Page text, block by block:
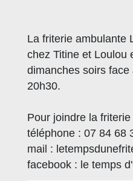
La friterie ambulante
chez Titine et Loulou
dimanches soirs
20h30.
Pour joindre la friterie
téléphone : 07 84 68
mail :
​​​​​​​facebook : le temps